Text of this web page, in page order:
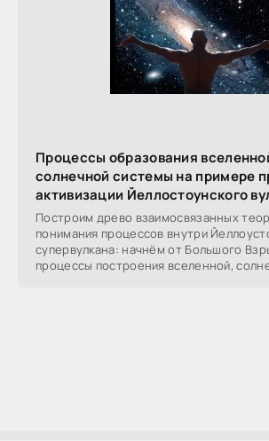
Процессы образования
солнечной системы на примере
активизации Йеллостоунского
Построим древо взаимосвязанных
понимания процессов внутри
супервулкана: начнём от Большого
процессы построения вселенной,